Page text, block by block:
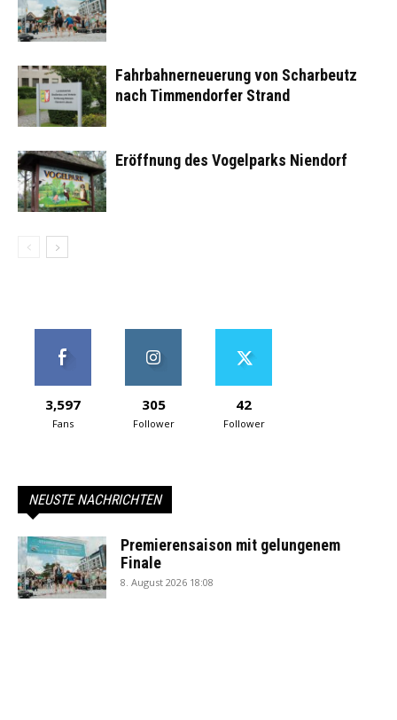
Fahrbahnerneuerung von Scharbeutz
nach Timmendorfer Strand
Eröffnung des Vogelparks Niendorf
3,597
Fans
305
Follower
42
Follower
NEUSTE NACHRICHTEN
Premierensaison mit gelungenem
Finale
8. August 2026 18:08